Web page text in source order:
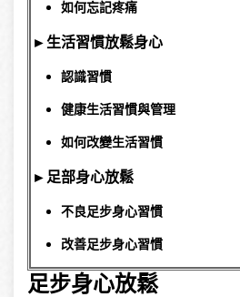
如何忘記疼痛
►生活習慣放鬆身心
認識習慣
健康生活習慣與管理
如何改變生活習慣
►足部身心放鬆
不良足步身心習慣
改善足步身心習慣
足步身心放鬆